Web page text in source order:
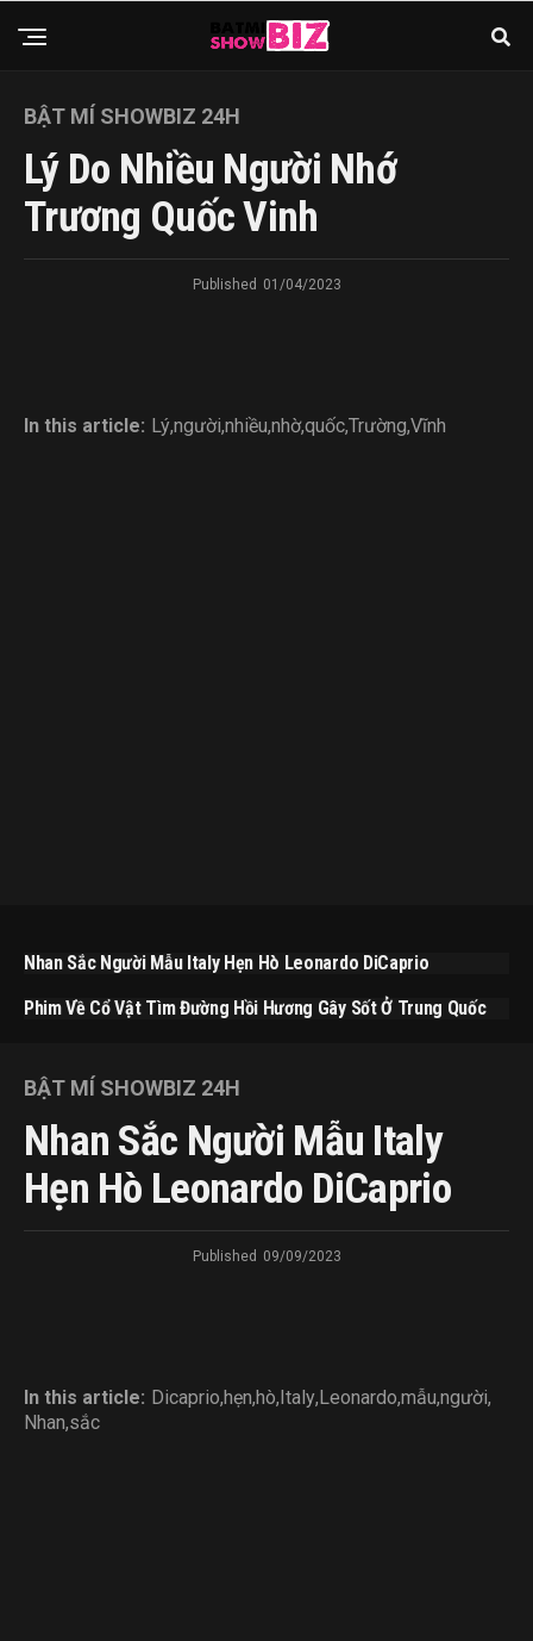
BẬT MÍ SHOWBIZ 24H
Lý Do Nhiều Người Nhớ
Trương Quốc Vinh
Published 01/04/2023
In this article: Lý,người,nhiều,nhờ,quốc,Trường,Vĩnh
Nhan Sắc Người Mẫu Italy Hẹn Hò Leonardo DiCaprio
Phim Về Cổ Vật Tìm Đường Hồi Hương Gây Sốt Ở Trung Quốc
BẬT MÍ SHOWBIZ 24H
Nhan Sắc Người Mẫu Italy
Hẹn Hò Leonardo DiCaprio
Published 09/09/2023
In this article: Dicaprio,hẹn,hò,Italy,Leonardo,mẫu,người,
Nhan,sắc